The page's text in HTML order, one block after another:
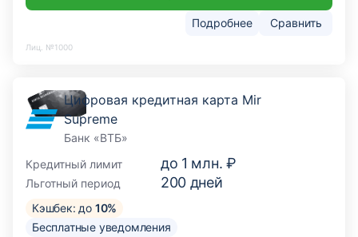
Подробнее Сравнить
Лиц. №1000
Цифровая кредитная карта Mir
Supreme
Банк «ВТБ»
Кредитный лимит
до 1 млн. ₽
Льготный период 200 дней
Кэшбек: до 10%
Бесплатные уведомления